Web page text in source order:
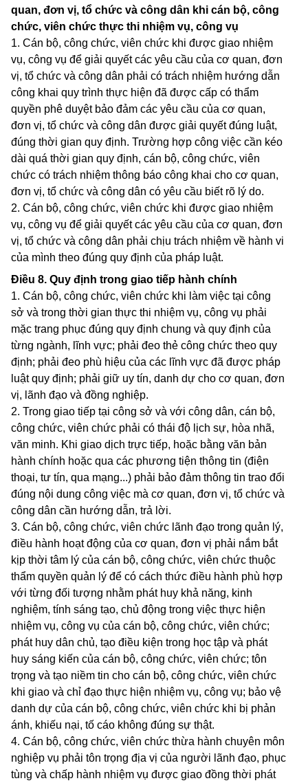
quan, đơn vị, tổ chức và công dân khi cán bộ, công
chức, viên chức thực thi nhiệm vụ, công vụ
1. Cán bộ, công chức, viên chức khi được giao nhiệm
vụ, công vụ để giải quyết các yêu cầu của cơ quan, đơn
vị, tổ chức và công dân phải có trách nhiệm hướng dẫn
công khai quy trình thực hiện đã được cấp có thẩm
quyền phê duyệt bảo đảm các yêu cầu của cơ quan,
đơn vị, tổ chức và công dân được giải quyết đúng luật,
đúng thời gian quy định. Trường hợp công việc cần kéo
dài quá thời gian quy định, cán bộ, công chức, viên
chức có trách nhiệm thông báo công khai cho cơ quan,
đơn vị, tổ chức và công dân có yêu cầu biết rõ lý do.
2. Cán bộ, công chức, viên chức khi được giao nhiệm
vụ, công vụ để giải quyết các yêu cầu của cơ quan, đơn
vị, tổ chức và công dân phải chịu trách nhiệm về hành vi
của mình theo đúng quy định của pháp luật.
Điều 8. Quy định trong giao tiếp hành chính
1. Cán bộ, công chức, viên chức khi làm việc tại công
sở và trong thời gian thực thi nhiệm vụ, công vụ phải
mặc trang phục đúng quy định chung và quy định của
từng ngành, lĩnh vực; phải đeo thẻ công chức theo quy
định; phải đeo phù hiệu của các lĩnh vực đã được pháp
luật quy định; phải giữ uy tín, danh dự cho cơ quan, đơn
vị, lãnh đạo và đồng nghiệp.
2. Trong giao tiếp tại công sở và với công dân, cán bộ,
công chức, viên chức phải có thái độ lịch sự, hòa nhã,
văn minh. Khi giao dịch trực tiếp, hoặc bằng văn bản
hành chính hoặc qua các phương tiện thông tin (điện
thoại, tư tín, qua mạng...) phải bảo đảm thông tin trao đổi
đúng nội dung công việc mà cơ quan, đơn vị, tổ chức và
công dân cần hướng dẫn, trả lời.
3. Cán bộ, công chức, viên chức lãnh đạo trong quản lý,
điều hành hoạt động của cơ quan, đơn vị phải nắm bắt
kịp thời tâm lý của cán bộ, công chức, viên chức thuộc
thẩm quyền quản lý để có cách thức điều hành phù hợp
với từng đối tượng nhằm phát huy khả năng, kinh
nghiệm, tính sáng tạo, chủ động trong việc thực hiện
nhiệm vụ, công vụ của cán bộ, công chức, viên chức;
phát huy dân chủ, tạo điều kiện trong học tập và phát
huy sáng kiến của cán bộ, công chức, viên chức; tôn
trọng và tạo niềm tin cho cán bộ, công chức, viên chức
khi giao và chỉ đạo thực hiện nhiệm vụ, công vụ; bảo vệ
danh dự của cán bộ, công chức, viên chức khi bị phản
ánh, khiếu nại, tố cáo không đúng sự thật.
4. Cán bộ, công chức, viên chức thừa hành chuyên môn
nghiệp vụ phải tôn trọng địa vị của người lãnh đạo, phục
tùng và chấp hành nhiệm vụ được giao đồng thời phát